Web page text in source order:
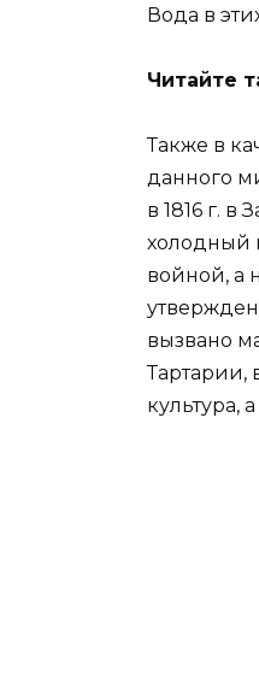
Вода в
Читайте
Также в
данного
в 1816 г.
холодный
войной, а
вызвано
Тартарии,
культура,